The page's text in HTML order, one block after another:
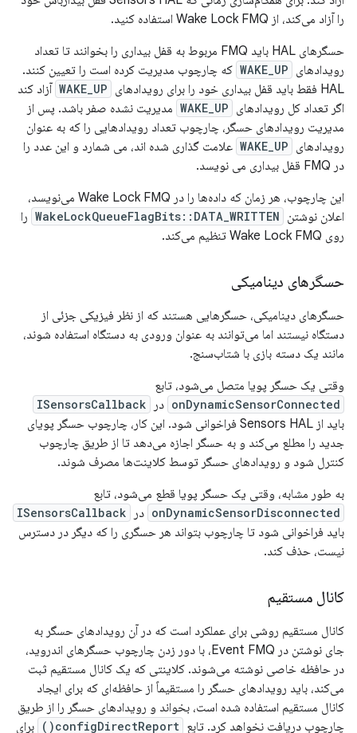
را آزاد می‌کند، از Wake Lock FMQ استفاده کنید.
حسگرهای HAL باید FMQ مربوط به قفل بیداری را بخوانند تا تعداد
رویدادهای WAKE_UP که چارچوب مدیریت کرده است را تعیین کنند.
HAL فقط باید قفل بیداری خود را برای رویدادهای
WAKE_UP آزاد کند
اگر تعداد کل رویدادهای WAKE_UP مدیریت نشده صفر باشد. پس از
مدیریت رویدادهای حسگر، چارچوب تعداد رویدادهایی را که به عنوان
رویدادهای WAKE_UP علامت گذاری شده اند، می شمارد و این عدد را
در FMQ قفل بیداری می نویسد.
این چارچوب، هر زمان که داده‌ها را در Wake Lock FMQ می‌نویسد،
اعلان نوشتن WakeLockQueueFlagBits::DATA_WRITTEN را
روی Wake Lock FMQ تنظیم می‌کند.
حسگرهای دینامیکی
حسگرهای دینامیکی، حسگرهایی هستند که از نظر فیزیکی جزئی از
دستگاه نیستند اما می‌توانند به عنوان ورودی به دستگاه استفاده شوند،
مانند یک دسته بازی با شتاب‌سنج.
وقتی یک حسگر پویا متصل می‌شود، تابع
onDynamicSensorConnected در ISensorsCallback
باید از Sensors HAL فراخوانی شود. این کار، چارچوب حسگر پویای
جدید را مطلع می‌کند و به حسگر اجازه می‌دهد تا از طریق چارچوب
کنترل شود و رویدادهای حسگر توسط کلاینت‌ها مصرف شوند.
به طور مشابه، وقتی یک حسگر پویا قطع می‌شود، تابع
onDynamicSensorDisconnected در ISensorsCallback
باید فراخوانی شود تا چارچوب بتواند هر حسگری را که دیگر در دسترس
نیست، حذف کند.
کانال مستقیم
کانال مستقیم روشی برای عملکرد است که در آن رویدادهای حسگر به
جای نوشتن در Event FMQ، با دور زدن چارچوب حسگرهای اندروید،
در حافظه خاصی نوشته می‌شوند. کلاینتی که یک کانال مستقیم ثبت
می‌کند، باید رویدادهای حسگر را مستقیماً از حافظه‌ای که برای ایجاد
کانال مستقیم استفاده شده است، بخواند و رویدادهای حسگر را از طریق
چارچوب دریافت نخواهد کرد. تابع configDirectReport() برای